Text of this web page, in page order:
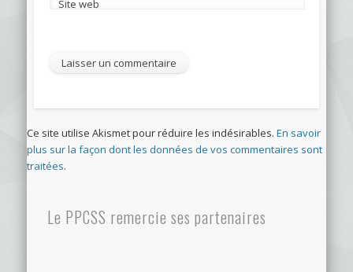
Site web
Ce site utilise Akismet pour réduire les indésirables. En savoir
plus sur la façon dont les données de vos commentaires sont
traitées.
Le PPCSS remercie ses partenaires